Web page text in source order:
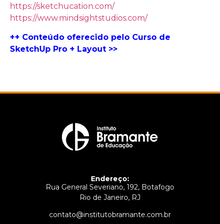
https://sketchucation.com/
https://www.mindsightstudios.com/
++ Conteúdo oferecido pelo Curso de
SketchUp Pro + Layout >>
Endereço:
Rua General Severiano, 192, Botafogo
Rio de Janeiro, RJ
contato@institutobramante.com.br